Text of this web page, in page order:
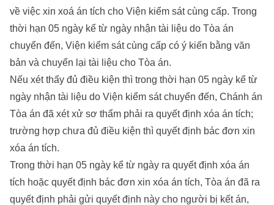
về việc xin xoá án tích cho Viện kiểm sát cùng cấp. Trong
thời hạn 05 ngày kể từ ngày nhận tài liệu do Tòa án
chuyển đến, Viện kiểm sát cùng cấp có ý kiến bằng văn
bản và chuyển lại tài liệu cho Tòa án.
Nếu xét thấy đủ điều kiện thì trong thời hạn 05 ngày kể từ
ngày nhận tài liệu do Viện kiểm sát chuyển đến, Chánh án
Tòa án đã xét xử sơ thẩm phải ra quyết định xóa án tích;
trường hợp chưa đủ điều kiện thì quyết định bác đơn xin
xóa án tích.
Trong thời hạn 05 ngày kể từ ngày ra quyết định xóa án
tích hoặc quyết định bác đơn xin xóa án tích, Tòa án đã ra
quyết định phải gửi quyết định này cho người bị kết án,